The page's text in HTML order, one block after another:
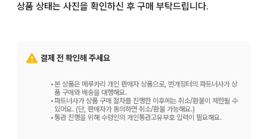
상품 상태는 사진을 확인하신 후 구매 부탁드립니다.
결제 전 확인해 주세요
•본 상품은 메루카리 개인 판매자 상품으로, 번개장터의 파트너사가 상
품 구매와 배송을 대행해요.
•파트너사가 상품 구매 절차를 진행한 이후에는 취소/환불이 제한될 수
있어요. (단, 판매자가 동의하면 취소/환불 가능해요.)
•통관 진행을 위해 수령인의 개인통관고유부호 입력이 필요해요.